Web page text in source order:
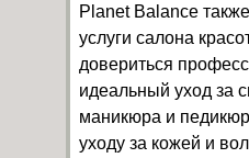
Planet Balance
услуги салона
довериться
идеальный уход за
маникюра и
уходу за кожей и